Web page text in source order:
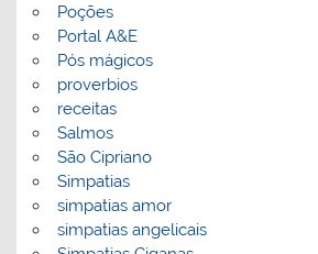
Poções
Portal A&E
Pós mágicos
proverbios
receitas
Salmos
São Cipriano
Simpatias
simpatias amor
simpatias angelicais